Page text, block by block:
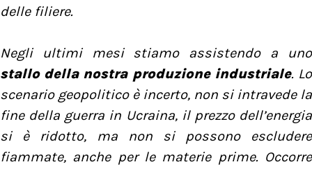
delle filiere.
Negli ultimi mesi stiamo assistendo a uno
stallo della nostra produzione industriale. Lo
scenario geopolitico è incerto, non si intravede la
fine della guerra in Ucraina, il prezzo dell’energia
si è ridotto, ma non si possono escludere
fiammate, anche per le materie prime. Occorre